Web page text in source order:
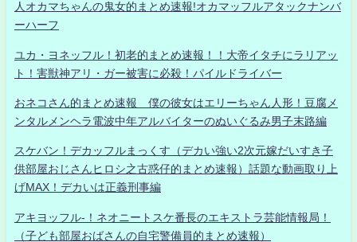
人オカマちゃんの鬼女的まとめ速報!オカマッフルアタックナンバ
ーハーフ
ユカ・ヨネッフル！初老的まとめ速報！！大帝イタチにラリアッ
ト！害獣神アリ・ガー被害に必殺！パイルドライバー
おネコさん的まとめ速報 僕の彼女はエリーちゃん人形！豆腐メ
ンタルメンヘラ電波中年アルバイターのぬいぐるみ男子末路編
スケバン！デカッフルまっくす（デカい強い2次元嫁だいすき子
供部屋おじさんヒロシ之古惑仔的まとめ速報）話題な動画取り上
げMAX！デカいは正義刑事編
アキヨッフル-！ネオニートスケ番長のエキストラ芸能情報局！
（子ども部屋おばさんの自宅警備員的まとめ速報）